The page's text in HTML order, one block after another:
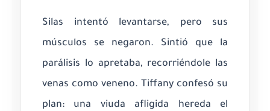
Silas intentó levantarse, pero sus
músculos se negaron. Sintió que la
parálisis lo apretaba, recorriéndole las
venas como veneno. Tiffany confesó su
plan: una viuda afligida hereda el